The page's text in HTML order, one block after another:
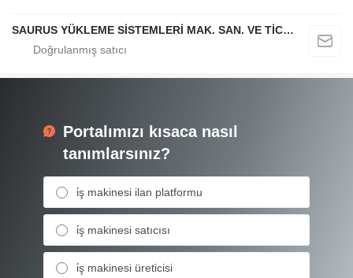
SAURUS YÜKLEME SİSTEMLERİ MAK. SAN. VE TİC. LTD. ŞTİ.
Portalımızı kısaca nasıl
tanımlarsınız?
i̇ş makinesi ilan platformu
i̇ş makinesi satıcısı
i̇ş makinesi üreticisi